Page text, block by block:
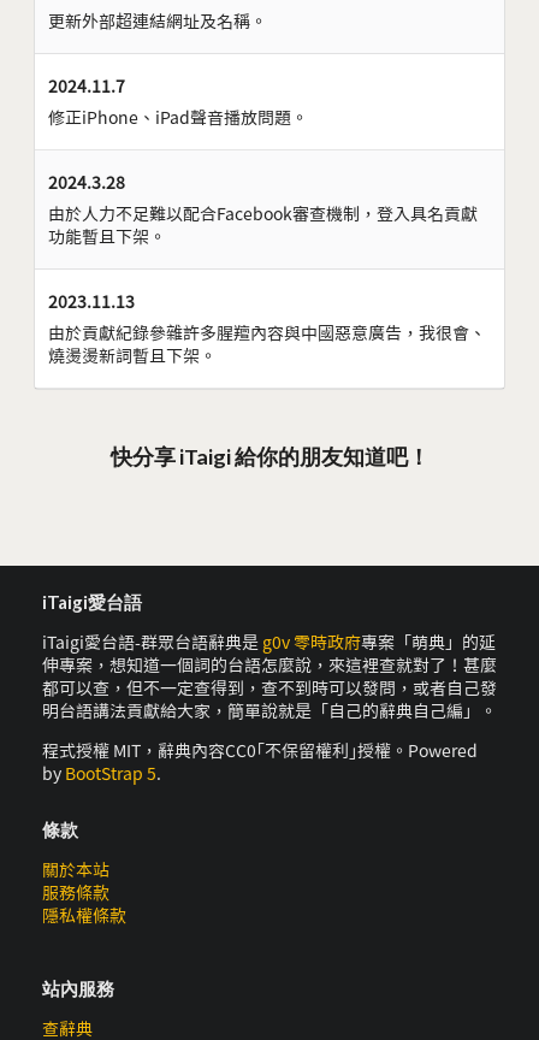
更新外部超連結網址及名稱。
2024.11.7
修正iPhone、iPad聲音播放問題。
2024.3.28
由於人力不足難以配合Facebook審查機制，登入具名貢獻
功能暫且下架。
2023.11.13
由於貢獻紀錄參雜許多腥羶內容與中國惡意廣告，我很會、
燒燙燙新詞暫且下架。
快分享 iTaigi 給你的朋友知道吧！
iTaigi愛台語
iTaigi愛台語-群眾台語辭典是 g0v 零時政府專案「萌典」的延
伸專案，想知道一個詞的台語怎麼說，來這裡查就對了！甚麼
都可以查，但不一定查得到，查不到時可以發問，或者自己發
明台語講法貢獻給大家，簡單說就是「自己的辭典自己編」。
程式授權 MIT，辭典內容CC0｢不保留權利｣授權。Powered
by BootStrap 5.
條款
關於本站
服務條款
隱私權條款
站內服務
查辭典